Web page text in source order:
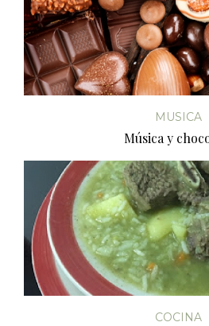
MUSICA
Música y
COCINA